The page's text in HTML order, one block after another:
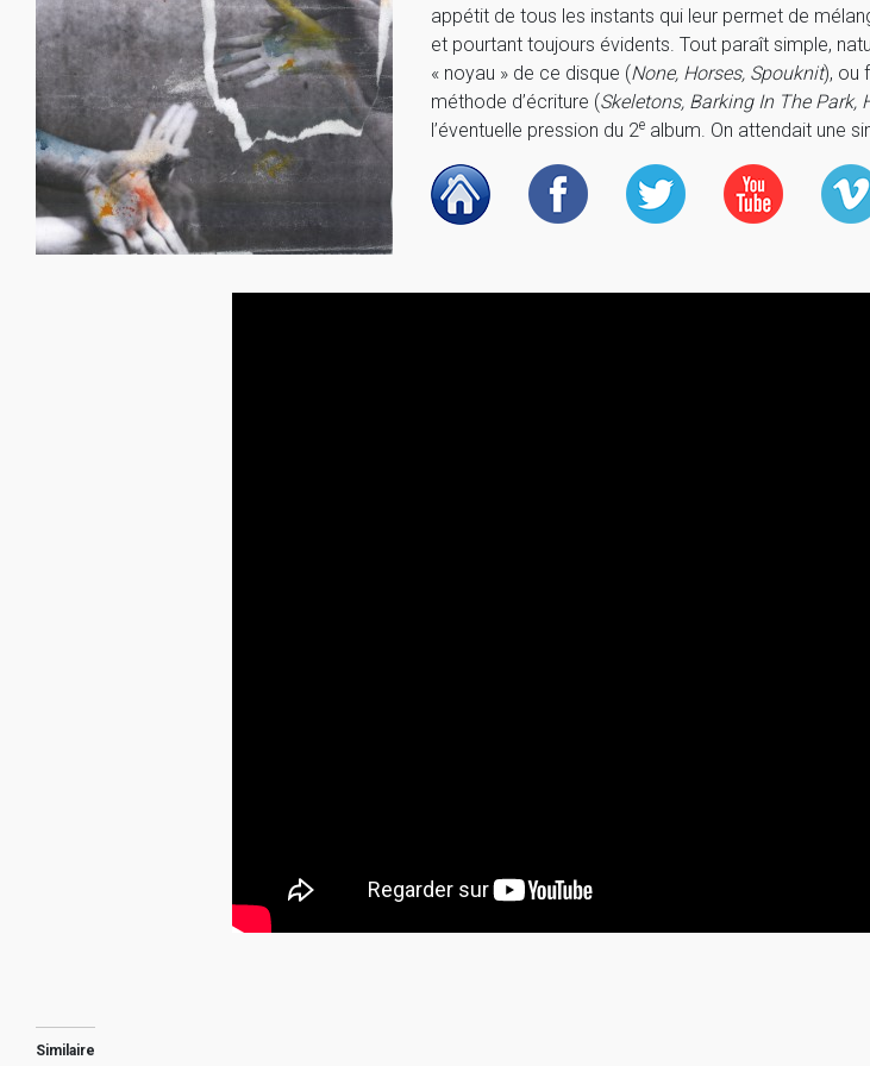
appétit de tous les instants qui leur permet de
et pourtant toujours évidents. Tout paraît simple,
« noyau » de ce disque (None, Horses, Spouknit), ou
méthode d’écriture (Skeletons, Barking In The Park,
l’éventuelle pression du 2e album. On attendait une
Similaire